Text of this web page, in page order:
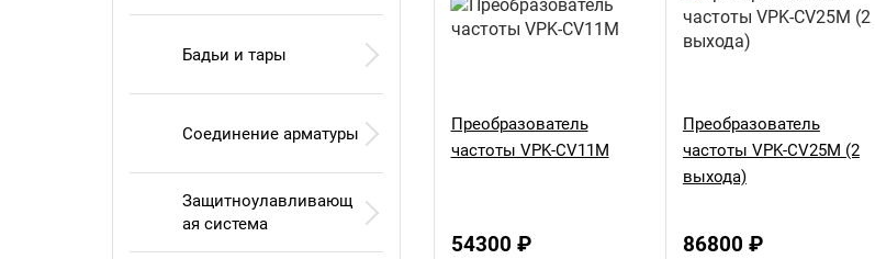
Преобразователь
частоты VPK-CV11M
54300 ₽
Преобразователь
частоты VPK-CV25M (2
выхода)
86800 ₽
Бадьи и тары
Соединение арматуры
Защитноулавливающ
ая система